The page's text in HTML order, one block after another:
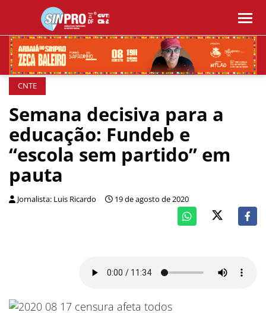
CNTE
Semana decisiva para a
educação: Fundeb e
“escola sem partido” em
pauta
Jornalista: Luis Ricardo 19 de agosto de 2020